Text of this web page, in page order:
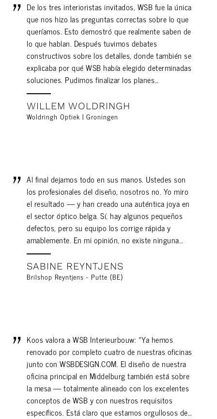
De los tres interioristas invitados, WSB fue la única
que nos hizo las preguntas correctas sobre lo que
queríamos. Esto demostró que realmente saben de
lo que hablan. Después tuvimos debates
constructivos sobre los detalles, donde también se
explicaba por qué WSB había elegido determinadas
soluciones. Pudimos finalizar los planes…
WILLEM WOLDRINGH
Woldringh Optiek | Groningen
Al final dejamos todo en sus manos. Ustedes son
los profesionales del diseño, nosotros no. Yo miro
el resultado — y han creado una auténtica joya en
el sector óptico belga. Sí, hay algunos pequeños
defectos, pero su equipo los corrige rápida y
amablemente. En mi opinión, no existe ninguna…
SABINE REYNTJENS
Brilshop Reyntjens - Putte (BE)
Koos valora a WSB Interieurbouw: «Ya hemos
renovado por completo cuatro de nuestras oficinas
junto con WSBDESIGN.COM. El diseño de nuestra
oficina principal en Middelburg también está sobre
la mesa — totalmente alineado con los excelentes
conceptos de WSB y con nuestros requisitos
específicos. Está claro que estamos orgullosos de…